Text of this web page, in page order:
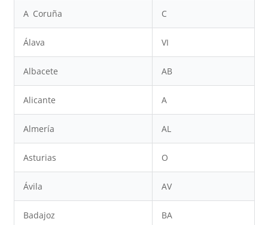
A Coruña
C
Álava VI
Albacete AB
Alicante A
Almería AL
Asturias O
Ávila AV
Badajoz BA